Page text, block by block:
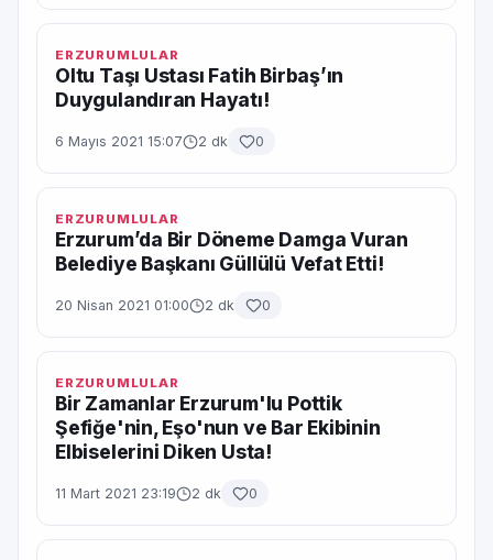
ERZURUMLULAR
Oltu Taşı Ustası Fatih Birbaş’ın
Duygulandıran Hayatı!
6 Mayıs 2021 15:07 2 dk 0
ERZURUMLULAR
Erzurum’da Bir Döneme Damga Vuran
Belediye Başkanı Güllülü Vefat Etti!
20 Nisan 2021 01:00 2 dk 0
ERZURUMLULAR
Bir Zamanlar Erzurum'lu Pottik
Şefiğe'nin, Eşo'nun ve Bar Ekibinin
Elbiselerini Diken Usta!
11 Mart 2021 23:19 2 dk 0